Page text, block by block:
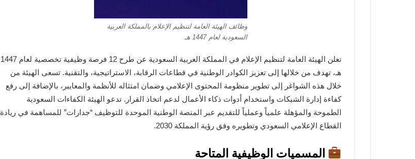
وظائف الهيئة العامة لتنظيم الإعلام بالمملكة العربية
السعودية لعام 1447 هـ
تعلن الهيئة العامة لتنظيم الإعلام في المملكة العربية السعودية عن طرح 12 فرصة وظيفية تخصصية لعام 1447
هـ، تهدف من خلالها إلى تعزيز الكوادر الوطنية في قطاعات الرقابة، الاستراتيجية، والتقنية. تسعى الهيئة من
خلال هذه الشواغر إلى تطوير منظومة المحتوى الإعلامي وضمان امتثاله للأنظمة والمعايير، بالإضافة إلى رفع
كفاءة إدارة الشبكات واستخدام أدوات ذكاء الأعمال لدعم اتخاذ القرار. تدعو الهيئة الكفاءات السعودية
الطموحة والمؤهلة علمياً وعملياً للتقديم عبر المنصة الوطنية الموحدة للتوظيف “جدارات” للمساهمة في ريادة
القطاع الإعلامي السعودي وتطويره وفق رؤية المملكة 2030.
المسميات الوظيفية المتاحة